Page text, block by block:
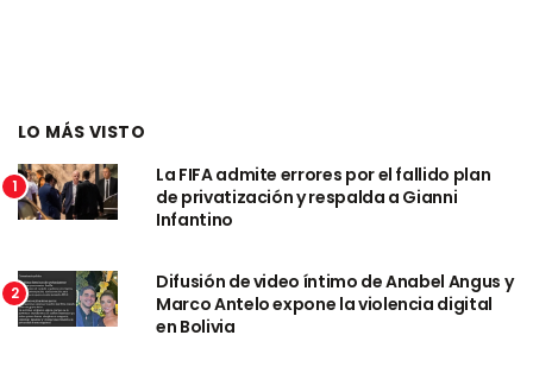
LO MÁS VISTO
1
La FIFA admite errores por el fallido plan
de privatización y respalda a Gianni
Infantino
2
Difusión de video íntimo de Anabel Angus y
Marco Antelo expone la violencia digital
en Bolivia